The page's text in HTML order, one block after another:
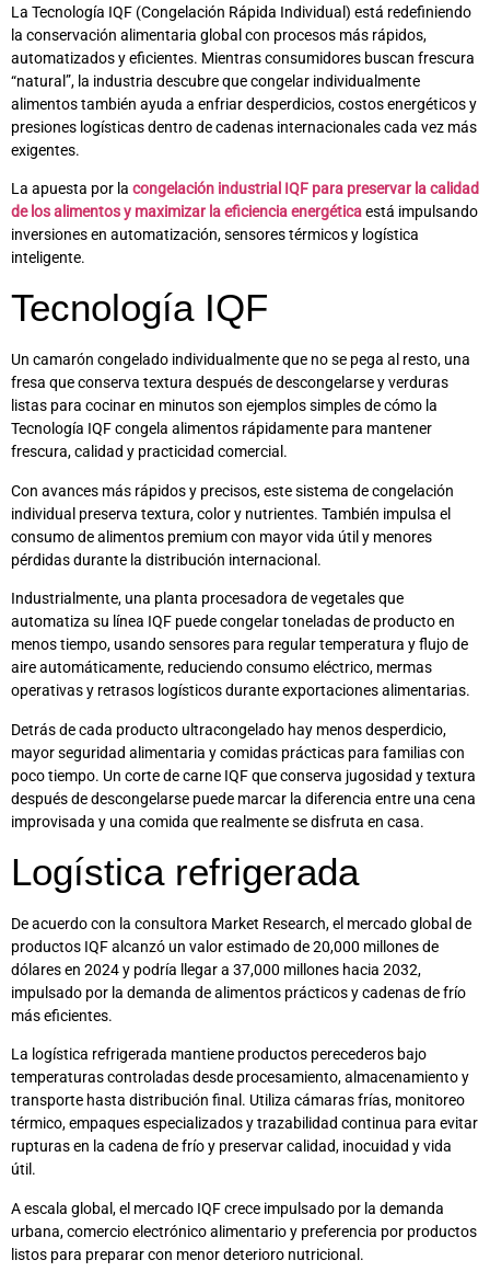
La Tecnología IQF (Congelación Rápida Individual) está redefiniendo
la conservación alimentaria global con procesos más rápidos,
automatizados y eficientes. Mientras consumidores buscan frescura
“natural”, la industria descubre que congelar individualmente
alimentos también ayuda a enfriar desperdicios, costos energéticos y
presiones logísticas dentro de cadenas internacionales cada vez más
exigentes.
La apuesta por la congelación industrial IQF para preservar la calidad
de los alimentos y maximizar la eficiencia energéticaestá impulsando
inversiones en automatización, sensores térmicos y logística
inteligente.
Tecnología IQF
Un camarón congelado individualmente que no se pega al resto, una
fresa que conserva textura después de descongelarse y verduras
listas para cocinar en minutos son ejemplos simples de cómo la
Tecnología IQF congela alimentos rápidamente para mantener
frescura, calidad y practicidad comercial.
Con avances más rápidos y precisos, este sistema de congelación
individual preserva textura, color y nutrientes. También impulsa el
consumo de alimentos premium con mayor vida útil y menores
pérdidas durante la distribución internacional.
Industrialmente, una planta procesadora de vegetales que
automatiza su línea IQF puede congelar toneladas de producto en
menos tiempo, usando sensores para regular temperatura y flujo de
aire automáticamente, reduciendo consumo eléctrico, mermas
operativas y retrasos logísticos durante exportaciones alimentarias.
Detrás de cada producto ultracongelado hay menos desperdicio,
mayor seguridad alimentaria y comidas prácticas para familias con
poco tiempo. Un corte de carne IQF que conserva jugosidad y textura
después de descongelarse puede marcar la diferencia entre una cena
improvisada y una comida que realmente se disfruta en casa.
Logística refrigerada
De acuerdo con la consultora Market Research, el mercado global de
productos IQF alcanzó un valor estimado de 20,000 millones de
dólares en 2024 y podría llegar a 37,000 millones hacia 2032,
impulsado por la demanda de alimentos prácticos y cadenas de frío
más eficientes.
La logística refrigerada mantiene productos perecederos bajo
temperaturas controladas desde procesamiento, almacenamiento y
transporte hasta distribución final. Utiliza cámaras frías, monitoreo
térmico, empaques especializados y trazabilidad continua para evitar
rupturas en la cadena de frío y preservar calidad, inocuidad y vida
útil.
A escala global, el mercado IQF crece impulsado por la demanda
urbana, comercio electrónico alimentario y preferencia por productos
listos para preparar con menor deterioro nutricional.